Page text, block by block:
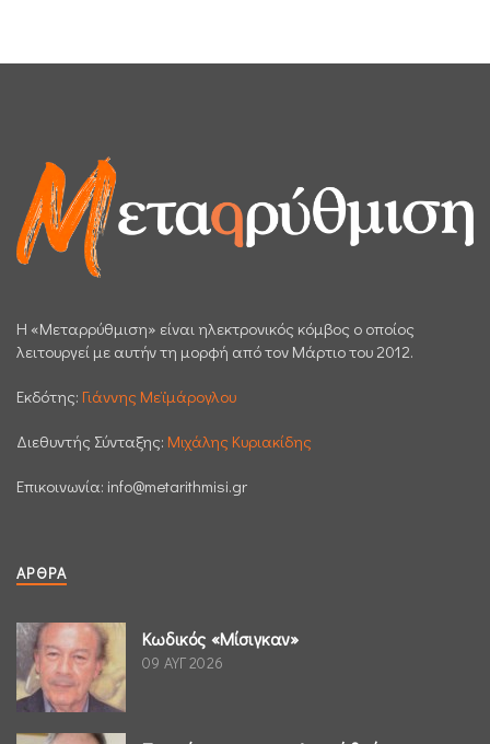
H «Μεταρρύθμιση» είναι ηλεκτρονικός κόμβος ο οποίος
λειτουργεί με αυτήν τη μορφή από τον Μάρτιο του 2012.
Εκδότης: Γιάννης Μεϊμάρογλου
Διεθυντής Σύνταξης: Μιχάλης Κυριακίδης
Επικοινωνία: info@metarithmisi.gr
ΆΡΘΡΑ
Κωδικός «Μίσιγκαν»
09 ΑΥΓ 2026